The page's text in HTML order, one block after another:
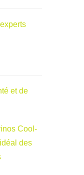
et de
Cool-
des